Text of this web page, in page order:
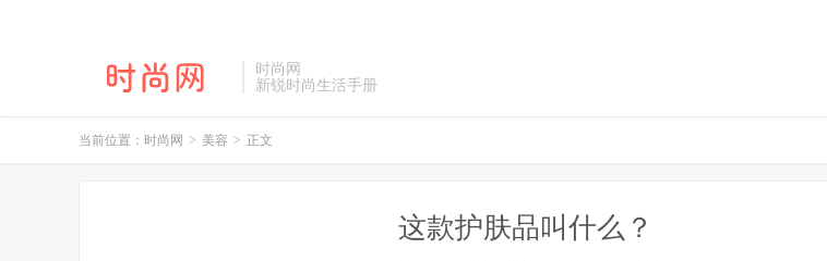
时尚网
新锐时尚生活手册
当前位置： 时尚网 > 美容 > 正文
这款护肤品叫什么？